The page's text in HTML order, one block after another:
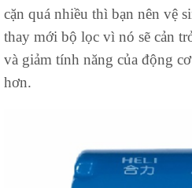
cặn quá nhiều thì bạn nên vệ
thay mới bộ lọc vì nó sẽ cản
và giảm tính năng của động
hơn.